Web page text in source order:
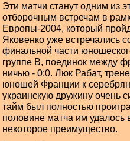
Эти матчи станут одним из
отборочным встречам в
Европы-2004, который
Яковенко уже встречались
финальной части
группе B, поединок между
ничью - 0:0. Люк Рабат,
юношей Франции к
украинскую дружину очень
тайм был полностью
половине матча им удалось
некоторое преимущество.